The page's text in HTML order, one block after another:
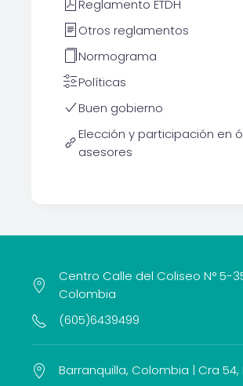
Reglamento ETDH
Otros reglamentos
Normograma
Políticas
Buen gobierno
Elección y participación en
asesores
Centro Calle del Coliseo N° 5-
Colombia
(605)6439499
Barranquilla, Colombia | Cra 54,